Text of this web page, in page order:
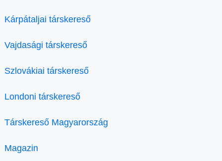
Kárpátaljai társkereső
Vajdasági társkereső
Szlovákiai társkereső
Londoni társkereső
Társkereső Magyarország
Magazin